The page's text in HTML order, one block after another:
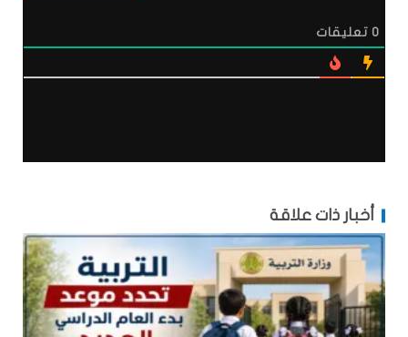
0 تعليقات
أخبار ذات علاقة